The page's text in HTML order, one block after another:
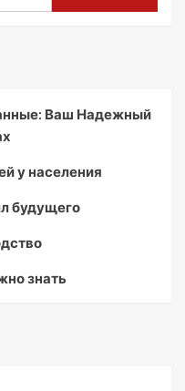
Ваш Надежный
у населения
будущего
знать